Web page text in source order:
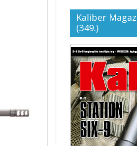
Kaliber
(349.)